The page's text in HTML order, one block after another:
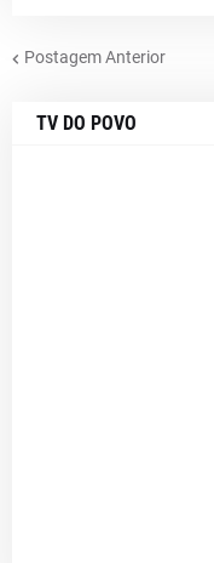
Postagem Anterior
TV DO POVO